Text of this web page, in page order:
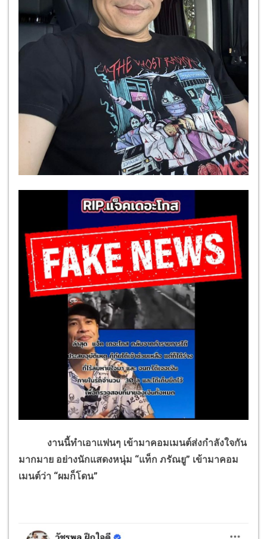
งานนี้ทำเอาแฟนๆ เข้ามาคอมเมนต์ส่งกำลังใจกัน
มากมาย อย่างนักแสดงหนุ่ม “แท็ก ภรัณยู” เข้ามาคอม
เมนต์ว่า “ผมก็โดน”